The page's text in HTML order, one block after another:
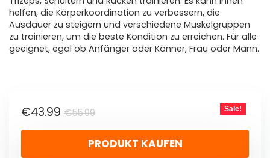
helfen, die Körperkoordination zu verbessern, die
Ausdauer zu steigern und verschiedene Muskelgruppen
zu trainieren, um die beste Kondition zu erreichen. Für alle
geeignet, egal ob Anfänger oder Könner, Frau oder Mann.
€55.99
€43.99 Sale!
PRODUKT KAUFEN